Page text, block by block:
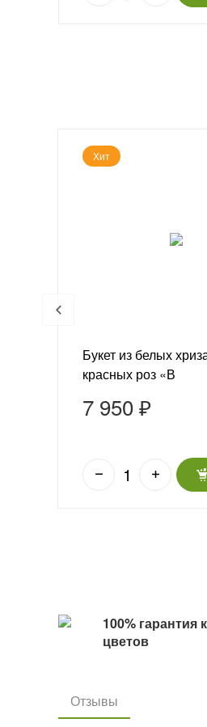
Хит
Букет из белых
красных роз «В
7 950 ₽
100% гарантия
цветов
Отзывы